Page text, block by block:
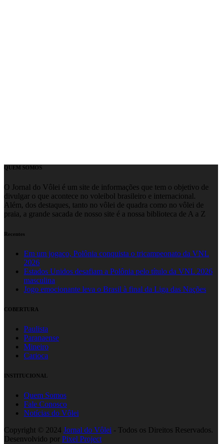
QUEM SOMOS
O Jornal do Vôlei é um site de informações que tem o objetivo de
divulgar o que acontece no voleibol brasileiro e internacional.
Além, dos destaques, tanto no vôlei de quadra como no vôlei de
praia, a grande sacada de nosso site é a nossa biblioteca de A a Z
Recentes
Em um jogaço, Polônia conquista o tricampeonato da VNL
2026
Estados Unidos desafiam a Polônia pelo título da VNL 2026
masculina
Jogo emocionante leva o Brasil à final da Liga das Nações
COBERTURA
Paulista
Paranaense
Mineiro
Carioca
INSTITUCIONAL
Quem Somos
Fale Conosco
Notícias do Vôlei
Copyright © 2024 Jornal do Vôlei - Todos os Direitos Reservados.
Desenvolvido por Pixel Project